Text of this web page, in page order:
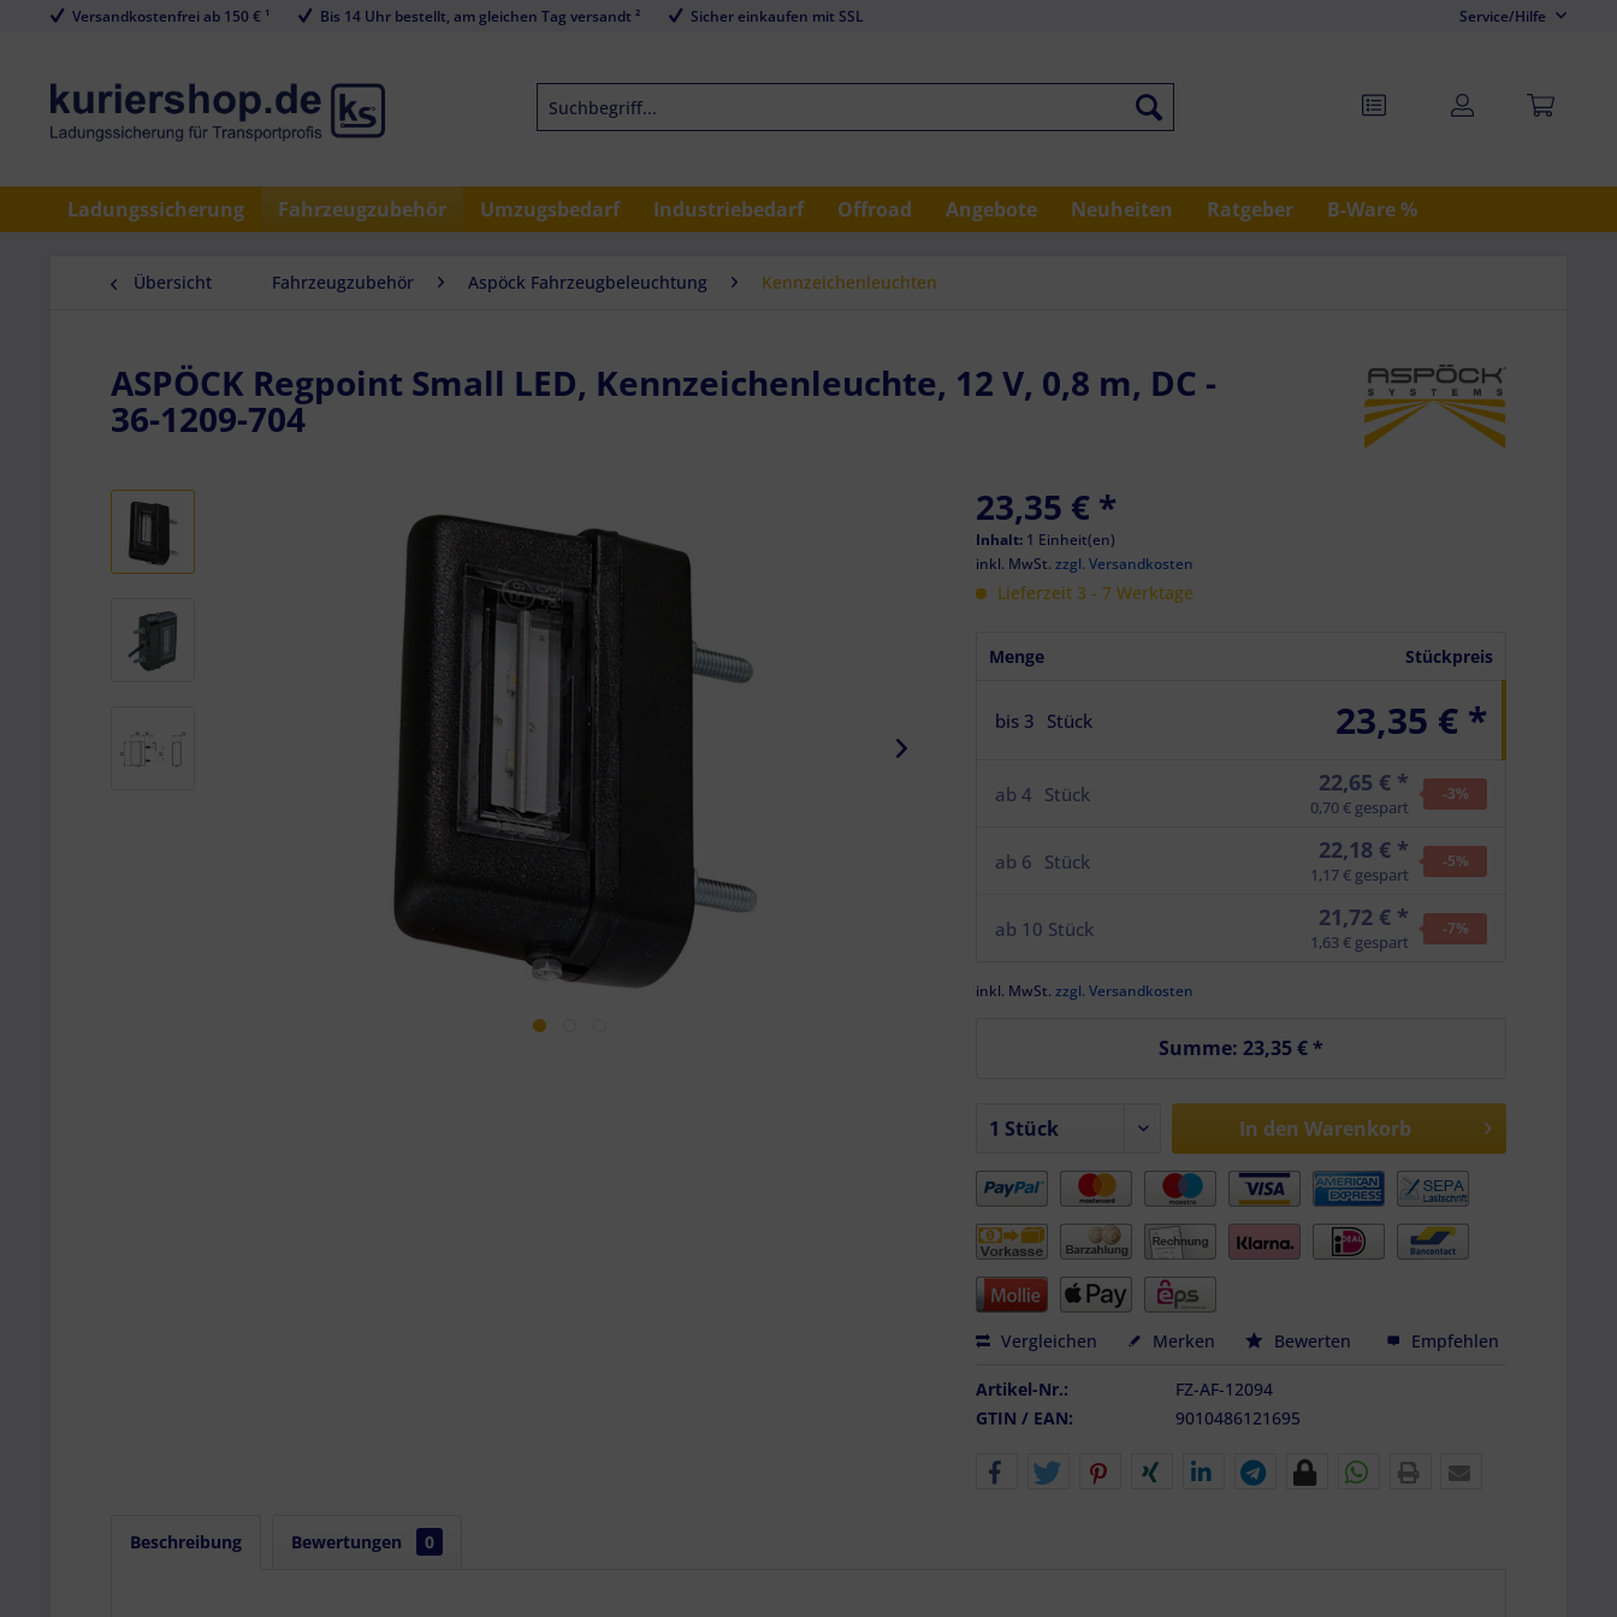
Versandkostenfrei ab 150 € ¹ Bis 14 Uhr bestellt, am gleichen Tag versandt ² Sicher einkaufen mit SSL Service/Hilfe
Ladungssicherung Fahrzeugzubehör Umzugsbedarf Industriebedarf Offroad Angebote Neuheiten Ratgeber B-Ware %
Übersicht Fahrzeugzubehör Aspöck Fahrzeugbeleuchtung Kennzeichenleuchten
ASPÖCK Regpoint Small LED, Kennzeichenleuchte, 12 V, 0,8 m, DC -
36-1209-704
23,35 € *
Inhalt: 1 Einheit(en)
inkl. MwSt.zzgl. Versandkosten
Lieferzeit 3 - 7 Werktage
Menge Stückpreis
bis 3 Stück 23,35 € *
ab 4 Stück 22,65 € *
0,70 € gespart
-3%
ab 6 Stück 22,18 € *
1,17 € gespart
-5%
ab 10 Stück 21,72 € *
1,63 € gespart
-7%
inkl. MwSt.zzgl. Versandkosten
Summe:23,35 €*
In den Warenkorb
Vergleichen Merken Bewerten Empfehlen
Artikel-Nr.:
FZ-AF-12094
GTIN / EAN:
9010486121695
Beschreibung Bewertungen 0